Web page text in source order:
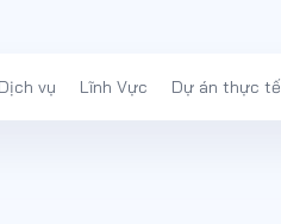
Dịch vụ Lĩnh Vực Dự án thực tế